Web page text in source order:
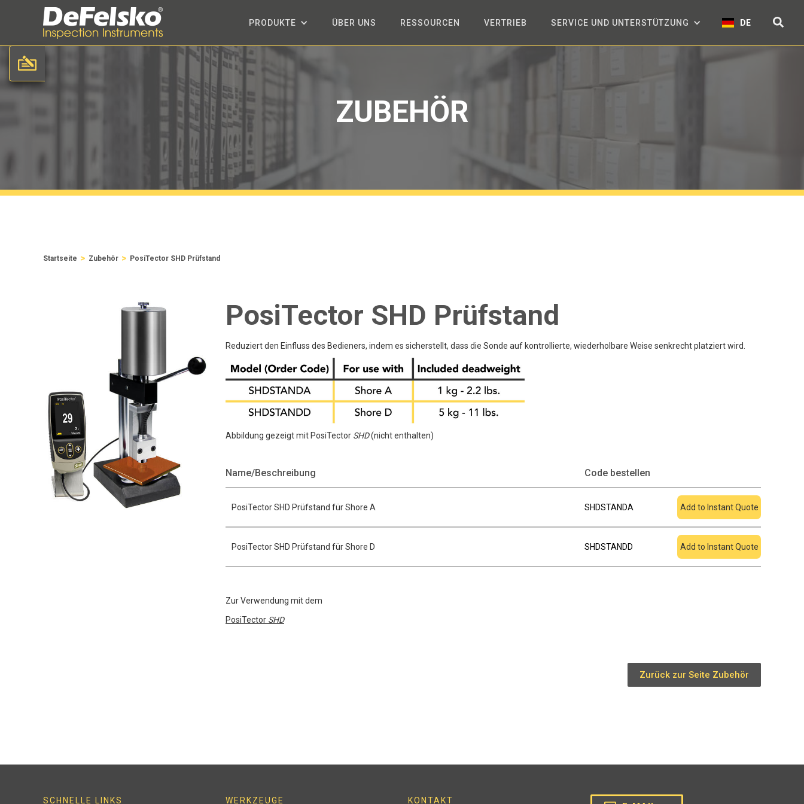
PRODUKTE ÜBER UNS RESSOURCEN VERTRIEB SERVICE UND UNTERSTÜTZUNG DE
ZUBEHÖR
Startseite > Zubehör > PosiTector SHD Prüfstand
PosiTector SHD Prüfstand
Reduziert den Einfluss des Bedieners, indem es sicherstellt, dass die Sonde auf kontrollierte, wiederholbare Weise senkrecht platziert wird.
Abbildung gezeigt mit PosiTector SHD(nicht enthalten)
Name/Beschreibung Code bestellen
PosiTector SHD Prüfstand für Shore A SHDSTANDA Add to Instant Quote
PosiTector SHD Prüfstand für Shore D SHDSTANDD Add to Instant Quote
Zur Verwendung mit dem
PosiTector SHD
Zurück zur Seite Zubehör
SCHNELLE LINKS WERKZEUGE KONTAKT